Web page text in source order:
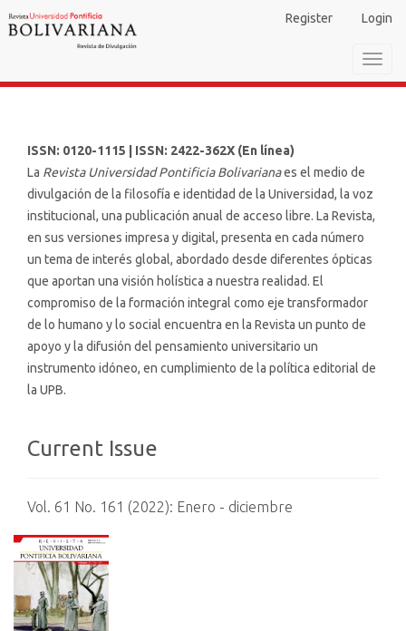
Navigation
Sidebar
Register Login
ISSN: 0120-1115 | ISSN: 2422-362X (En línea)
La Revista Universidad Pontificia Bolivarianaes el medio de
divulgación de la filosofía e identidad de la Universidad, la voz
institucional, una publicación anual de acceso libre. La Revista,
en sus versiones impresa y digital, presenta en cada número
un tema de interés global, abordado desde diferentes ópticas
que aportan una visión holística a nuestra realidad. El
compromiso de la formación integral como eje transformador
de lo humano y lo social encuentra en la Revista un punto de
apoyo y la difusión del pensamiento universitario un
instrumento idóneo, en cumplimiento de la política editorial de
la UPB.
Current Issue
Vol. 61 No. 161 (2022): Enero - diciembre